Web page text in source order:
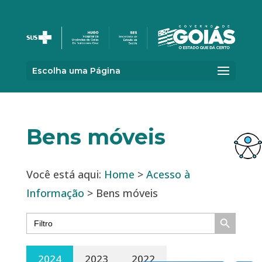
Escolha uma Página
Bens móveis
Você está aqui: Home > Acesso à
Informação > Bens móveis
Search
for:
Search Button
2024 2023 2022